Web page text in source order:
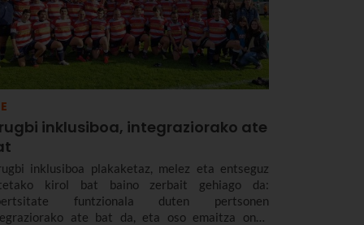
inklusiboa, integraziorako ate
inklusiboa plakaketaz, melez eta entseguz
kirol bat baino zerbait gehiago da:
funtzionala duten pertsonen
ate bat da, eta oso emaitza onak